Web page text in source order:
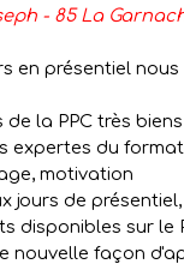
- 85 La
en présentiel
de la PPC très
expertes du
motivation
jours de
disponibles sur le
nouvelle façon